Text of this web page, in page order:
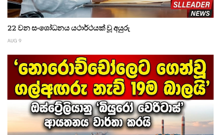
22 වන සංශෝධනය යථාර්ථයක් වූ අයුරු
AUG 9